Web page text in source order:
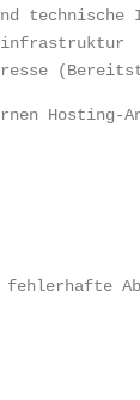
fehlerhafte